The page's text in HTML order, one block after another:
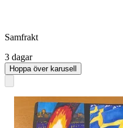
Samfrakt
3 dagar
Hoppa över karusell